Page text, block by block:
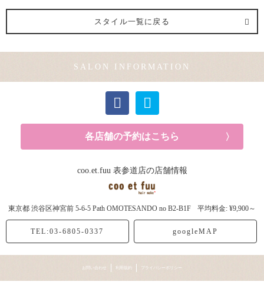
スタイル一覧に戻る
SALON INFORMATION
各店舗の予約はこちら
coo.et.fuu 表参道店の店舗情報
東京都 渋谷区神宮前 5-6-5 Path OMOTESANDO no B2-B1F 平均料金: ¥9,900～
TEL:03-6805-0337 googleMAP
お問い合わせ 利用規約 プライバシーポリシー